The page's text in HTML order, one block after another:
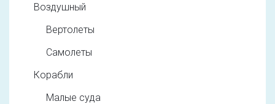
Воздушный
Вертолеты
Самолеты
Корабли
Малые суда